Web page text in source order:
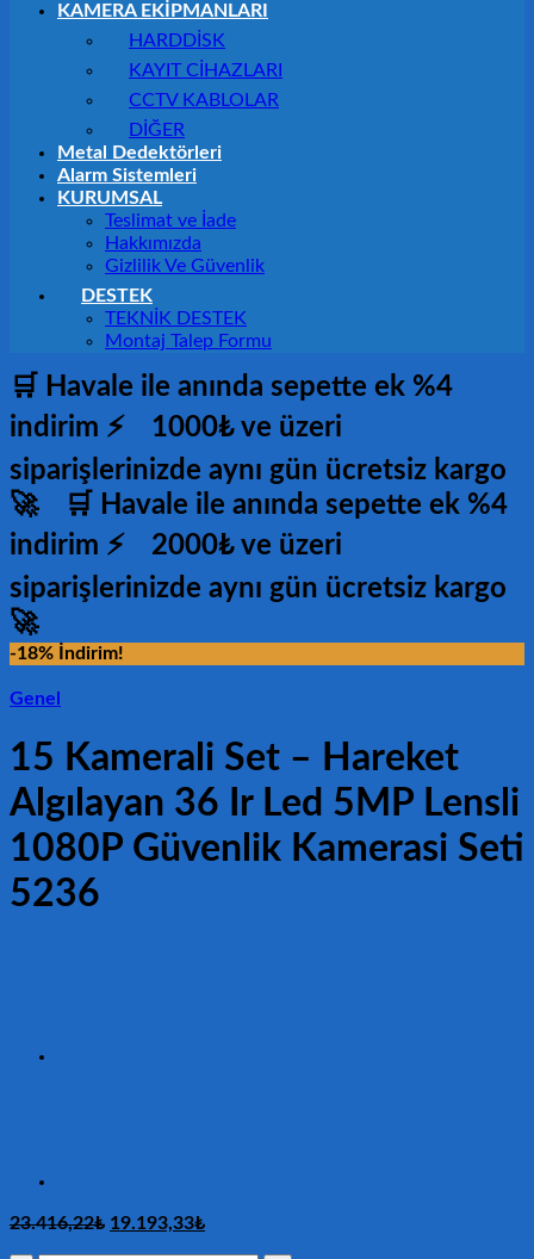
KAMERA EKİPMANLARI
HARDDİSK
KAYIT CİHAZLARI
CCTV KABLOLAR
DİĞER
Metal Dedektörleri
Alarm Sistemleri
KURUMSAL
Teslimat ve İade
Hakkımızda
Gizlilik Ve Güvenlik
DESTEK
TEKNİK DESTEK
Montaj Talep Formu
🛒 Havale ile anında sepette ek %4
indirim ⚡
1000₺ ve üzeri
siparişlerinizde aynı gün ücretsiz kargo
🚀
🛒 Havale ile anında sepette ek %4
indirim ⚡
2000₺ ve üzeri
siparişlerinizde aynı gün ücretsiz kargo
🚀
-18% İndirim!
Genel
15 Kamerali Set – Hareket
Algılayan 36 Ir Led 5MP Lensli
1080P Güvenlik Kamerasi Seti
5236
23.416,22₺ Orijinal
19.193,33₺Şu